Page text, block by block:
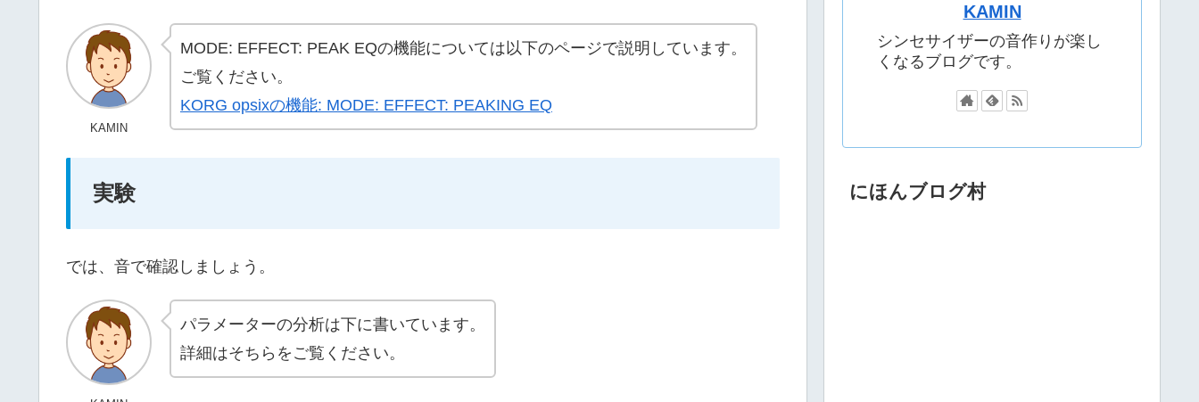
KAMIN
MODE: EFFECT: PEAK EQの機能については以下のページで説明しています。
ご覧ください。
KORG opsixの機能: MODE: EFFECT: PEAKING EQ
実験
では、音で確認しましょう。
パラメーターの分析は下に書いています。
詳細はそちらをご覧ください。
KAMIN
シンセサイザーの音作りが楽し
くなるブログです。
にほんブログ村